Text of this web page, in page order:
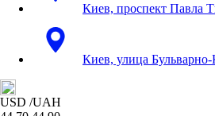
Киев, проспект Павла
Киев, улица Бульварно-
USD /UAH